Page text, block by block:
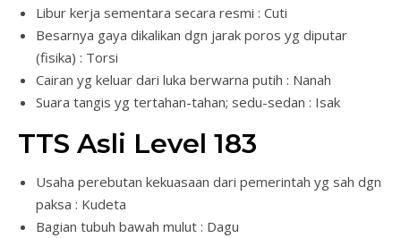
Libur kerja sementara secara resmi : Cuti
Besarnya gaya dikalikan dgn jarak poros yg diputar
(fisika) : Torsi
Cairan yg keluar dari luka berwarna putih : Nanah
Suara tangis yg tertahan-tahan; sedu-sedan : Isak
TTS Asli Level 183
Usaha perebutan kekuasaan dari pemerintah yg sah dgn
paksa : Kudeta
Bagian tubuh bawah mulut : Dagu